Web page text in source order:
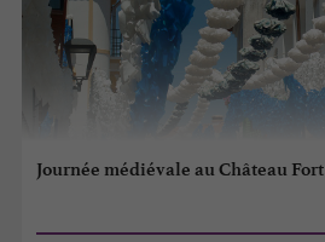
Journée médiévale au Château Fort